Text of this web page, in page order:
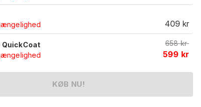
409 kr
QuickCoat
658 kr
599 kr
KØB NU!